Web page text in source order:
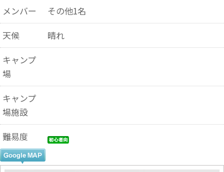
メンバー
その他1名
天候
晴れ
キャンプ
場
キャンプ
場施設
難易度